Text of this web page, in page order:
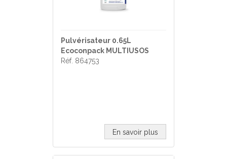
Pulvérisateur 0.65L
Ecoconpack MULTIUSOS
Réf. 864753
En savoir plus